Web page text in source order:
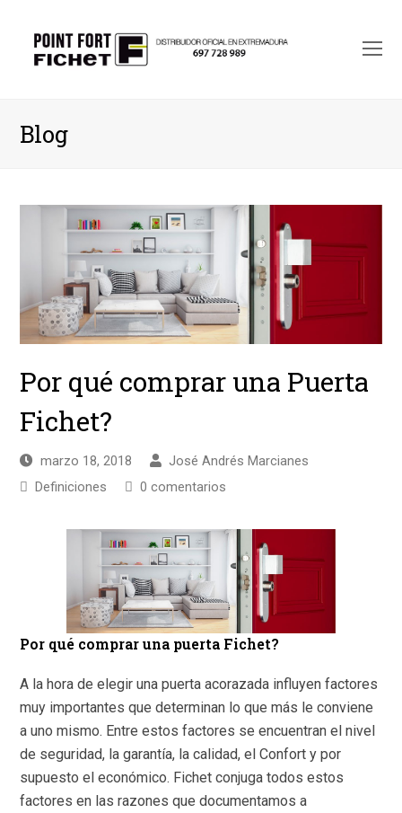
Blog
Por qué comprar una Puerta
Fichet?
marzo 18, 2018
José Andrés Marcianes
Definiciones
0 comentarios
Por qué comprar una puerta Fichet?
A la hora de elegir una puerta acorazada influyen factores
muy importantes que determinan lo que más le conviene
a uno mismo. Entre estos factores se encuentran el nivel
de seguridad, la garantía, la calidad, el Confort y por
supuesto el económico. Fichet conjuga todos estos
factores en las razones que documentamos a